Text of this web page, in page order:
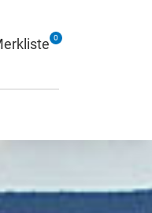
0